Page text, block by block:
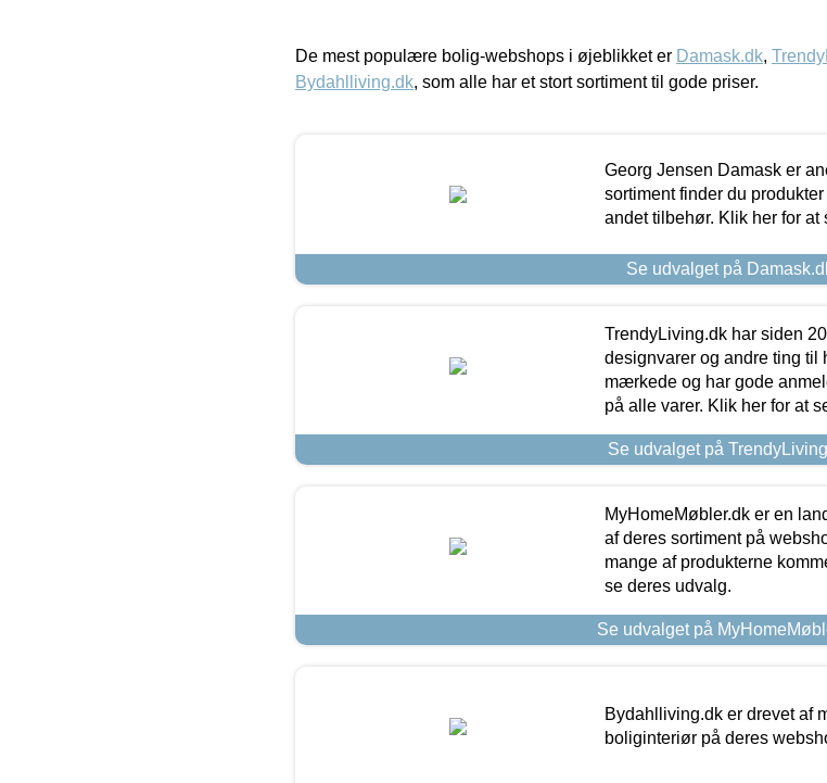
De mest populære bolig-webshops i øjeblikket er Damask.dk,
Bydahlliving.dk, som alle har et stort sortiment til gode priser.
Georg Jensen Damask er
sortiment finder du
andet tilbehør. Klik her for at
Se udvalget på
TrendyLiving.dk har siden
designvarer og andre ting til
mærkede og har gode
på alle varer. Klik her for at
Se udvalget på
MyHomeMøbler.dk er en
af deres sortiment på
mange af produkterne
se deres udvalg.
Se udvalget på
Bydahlliving.dk er drevet af
boliginteriør på deres